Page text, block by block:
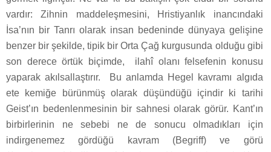
vardır: Zihnin maddeleşmesini, Hristiyanlık inancındaki
İsa’nın bir Tanrı olarak insan bedeninde dünyaya gelişine
benzer bir şekilde, tipik bir Orta Çağ kurgusunda olduğu gibi
son derece örtük biçimde,
ilahî olanı felsefenin konusu
yaparak akılsallaştırır.
Bu anlamda Hegel kavramı algıda
ete kemiğe bürünmüş olarak düşündüğü içindir ki tarihi
Geist’ın bedenlenmesinin bir sahnesi olarak görür. Kant’ın
birbirlerinin ne sebebi ne de sonucu olmadıkları için
indirgenemez gördüğü kavram (Begriff) ve görü